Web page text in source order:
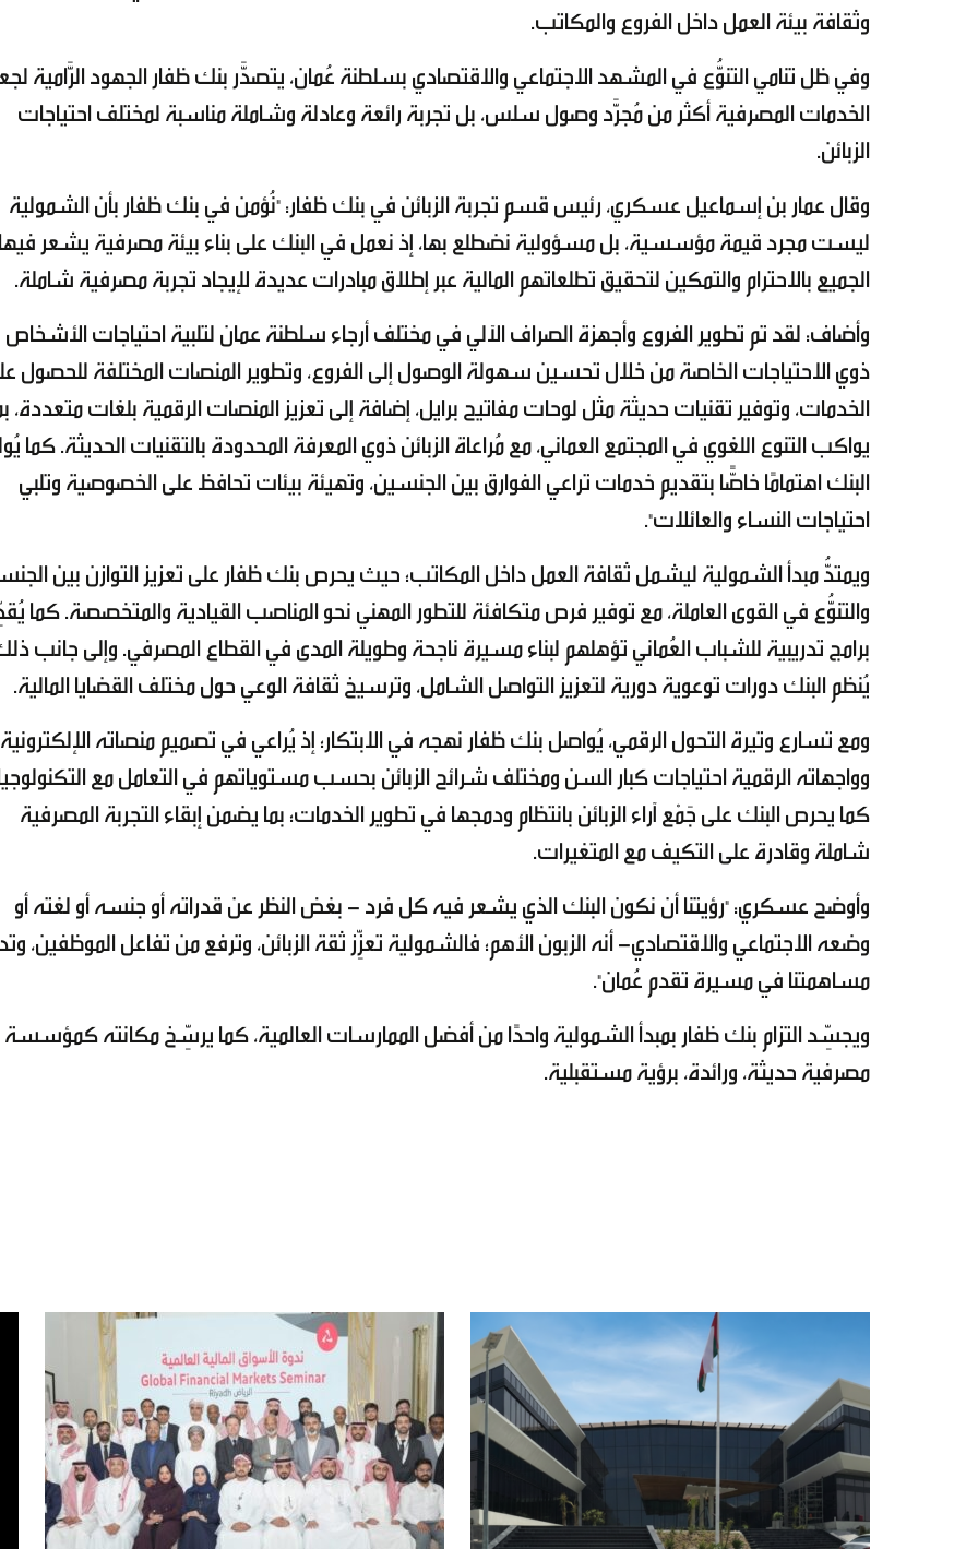
وثقافة بيئة العمل داخل الفروع والمكاتب.
وفي ظل تنامي التنوُّع في المشهد الاجتماعي والاقتصادي بسلطنة عُمان، يتصدَّر بنك ظفار الجهود الرَّامية
الخدمات المصرفية أكثر من مُجرَّد وصول سلس، بل تجربة رائعة وعادلة وشاملة مناسبة لمختلف احتياجات
الزبائن.
وقال عمار بن إسماعيل عسكري، رئيس قسم تجربة الزبائن في بنك ظفار: "نُؤمن في بنك ظفار بأن الشمولية
ليست مجرد قيمة مؤسسية، بل مسؤولية نضطلع بها، إذ نعمل في البنك على بناء بيئة مصرفية يشعر
الجميع بالاحترام والتمكين لتحقيق تطلعاتهم المالية عبر إطلاق مبادرات عديدة لإيجاد تجربة مصرفية شاملة.
وأضاف: لقد تم تطوير الفروع وأجهزة الصراف الآلي في مختلف أرجاء سلطنة عمان لتلبية احتياجات الأشخاص
ذوي الاحتياجات الخاصة من خلال تحسين سهولة الوصول إلى الفروع، وتطوير المنصات المختلفة للحصول
الخدمات، وتوفير تقنيات حديثة مثل لوحات مفاتيح برايل، إضافة إلى تعزيز المنصات الرقمية بلغات متعددة،
يواكب التنوع اللغوي في المجتمع العماني، مع مُراعاة الزبائن ذوي المعرفة المحدودة بالتقنيات الحديثة. كما
البنك اهتمامًا خاصًّا بتقديم خدمات تراعي الفوارق بين الجنسين، وتهيئة بيئات تحافظ على الخصوصية وتلبي
احتياجات النساء والعائلات".
ويمتدُّ مبدأ الشمولية ليشمل ثقافة العمل داخل المكاتب؛ حيث يحرص بنك ظفار على تعزيز التوازن بين
والتنوُّع في القوى العاملة، مع توفير فرص متكافئة للتطور المهني نحو المناصب القيادية والمتخصصة. كما
برامج تدريبية للشباب العُماني تؤهلهم لبناء مسيرة ناجحة وطويلة المدى في القطاع المصرفي. وإلى جانب
يُنظم البنك دورات توعوية دورية لتعزيز التواصل الشامل، وترسيخ ثقافة الوعي حول مختلف القضايا المالية.
ومع تسارع وتيرة التحول الرقمي، يُواصل بنك ظفار نهجه في الابتكار؛ إذ يُراعي في تصميم منصاته الإلكترونية
وواجهاته الرقمية احتياجات كبار السن ومختلف شرائح الزبائن بحسب مستوياتهم في التعامل مع
كما يحرص البنك على جَمْع آراء الزبائن بانتظام ودمجها في تطوير الخدمات؛ بما يضمن إبقاء التجربة المصرفية
شاملة وقادرة على التكيف مع المتغيرات.
وأوضح عسكري: "رؤيتنا أن نكون البنك الذي يشعر فيه كل فرد - بغض النظر عن قدراته أو جنسه أو لغته أو
وضعه الاجتماعي والاقتصادي- أنه الزبون الأهم؛ فالشمولية تعزِّز ثقة الزبائن، وترفع من تفاعل الموظفين،
مساهمتنا في مسيرة تقدم عُمان".
ويجسِّد التزام بنك ظفار بمبدأ الشمولية واحدًا من أفضل الممارسات العالمية، كما يرسِّخ مكانته كمؤسسة
مصرفية حديثة، ورائدة، برؤية مستقبلية.